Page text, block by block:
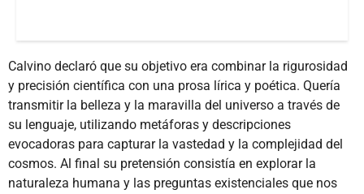
Calvino declaró que su objetivo era combinar la rigurosidad
y precisión científica con una prosa lírica y poética. Quería
transmitir la belleza y la maravilla del universo a través de
su lenguaje, utilizando metáforas y descripciones
evocadoras para capturar la vastedad y la complejidad del
cosmos. Al final su pretensión consistía en explorar la
naturaleza humana y las preguntas existenciales que nos